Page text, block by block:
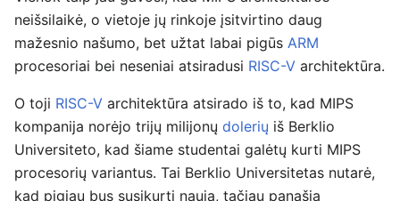
neišsilaikė, o vietoje jų rinkoje įsitvirtino daug
mažesnio našumo, bet užtat labai pigūs ARM
procesoriai bei neseniai atsiradusi RISC-V architektūra.
O toji RISC-V architektūra atsirado iš to, kad MIPS
kompanija norėjo trijų milijonų dolerių iš Berklio
Universiteto, kad šiame studentai galėtų kurti MIPS
procesorių variantus. Tai Berklio Universitetas nutarė,
kad pigiau bus susikurti naują, tačiau panašią